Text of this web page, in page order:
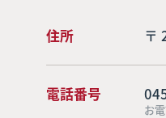
住所 〒
電話番号
お